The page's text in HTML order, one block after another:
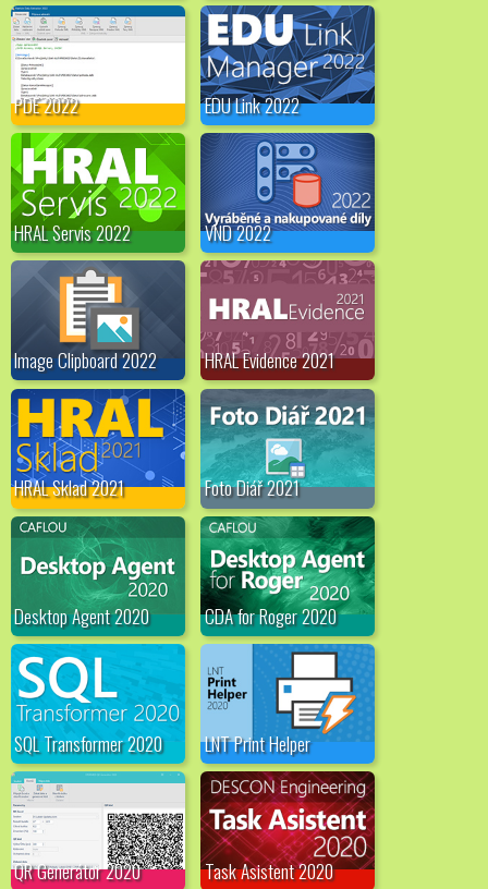
PDE 2022 EDU Link 2022
HRAL Servis 2022 VND 2022
Image Clipboard 2022 HRAL Evidence 2021
HRAL Sklad 2021 Foto Diář 2021
Desktop Agent 2020 CDA for Roger 2020
SQL Transformer 2020 LNT Print Helper
QR Generátor 2020 Task Asistent 2020